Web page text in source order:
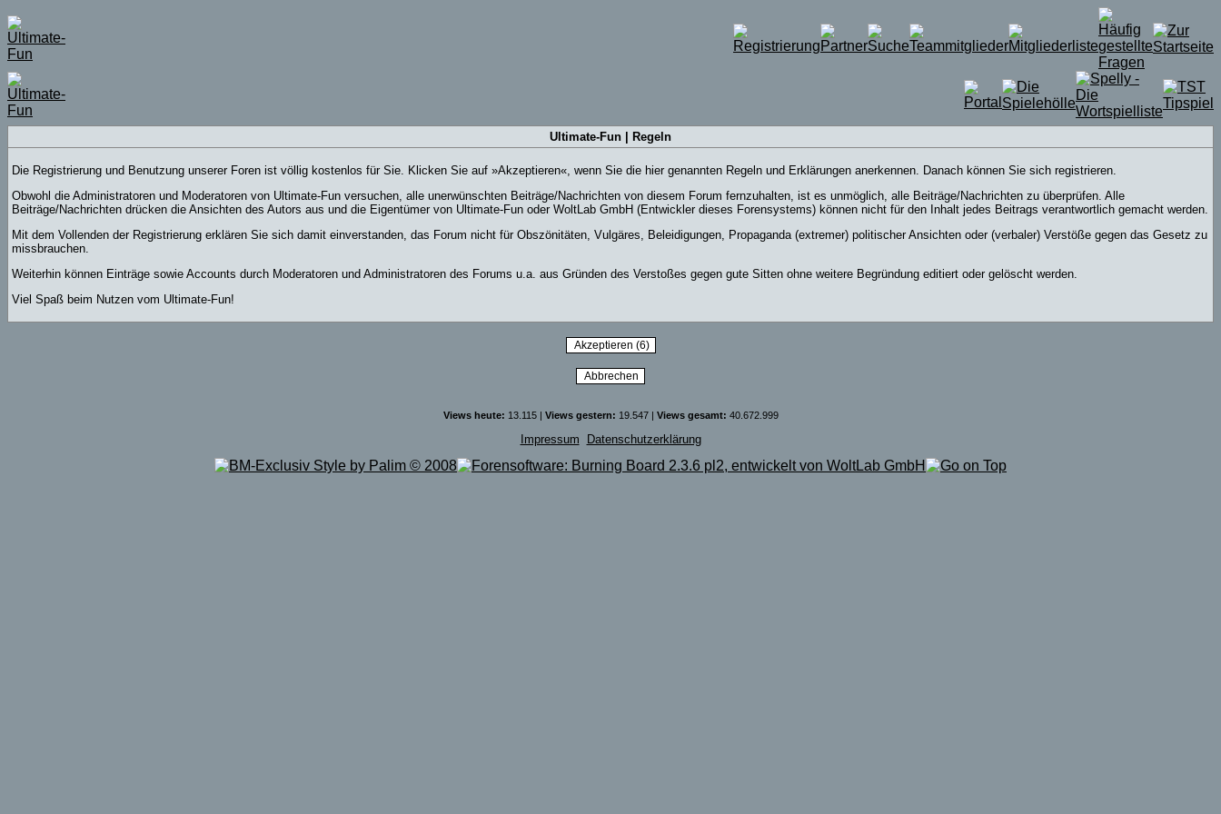
Ultimate-Fun | Regeln
Die Registrierung und Benutzung unserer Foren ist völlig kostenlos für Sie. Klicken Sie auf »Akzeptieren«, wenn Sie die hier genannten Regeln und Erklärungen anerkennen. Danach können Sie sich registrieren.
Obwohl die Administratoren und Moderatoren von Ultimate-Fun versuchen, alle unerwünschten Beiträge/Nachrichten von diesem Forum fernzuhalten, ist es unmöglich, alle Beiträge/Nachrichten zu überprüfen. Alle
Beiträge/Nachrichten drücken die Ansichten des Autors aus und die Eigentümer von Ultimate-Fun oder WoltLab GmbH (Entwickler dieses Forensystems) können nicht für den Inhalt jedes Beitrags verantwortlich gemacht werden.
Mit dem Vollenden der Registrierung erklären Sie sich damit einverstanden, das Forum nicht für Obszönitäten, Vulgäres, Beleidigungen, Propaganda (extremer) politischer Ansichten oder (verbaler) Verstöße gegen das Gesetz zu
missbrauchen.
Weiterhin können Einträge sowie Accounts durch Moderatoren und Administratoren des Forums u.a. aus Gründen des Verstoßes gegen gute Sitten ohne weitere Begründung editiert oder gelöscht werden.
Viel Spaß beim Nutzen vom Ultimate-Fun!
Views heute: 13.115 | Views gestern: 19.547 | Views gesamt: 40.672.999
Impressum Datenschutzerklärung